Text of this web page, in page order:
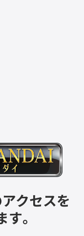
クセスを
。